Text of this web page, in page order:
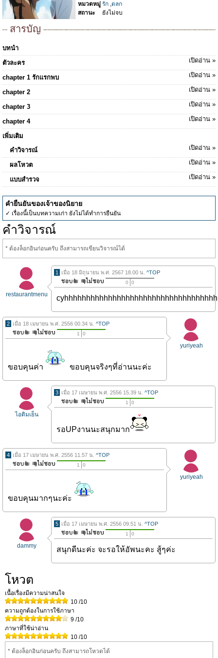
หมวดหมู่ รัก ,ตลก
สถานะ
ยังไม่จบ
สารบัญ
บทนำ
ตัวละคร
เปิดอ่าน »
chapter 1 รักแรกพบ เปิดอ่าน »
chapter 2 เปิดอ่าน »
chapter 3 เปิดอ่าน »
chapter 4 เปิดอ่าน »
เพิ่มเติม
คำวิจารณ์
เปิดอ่าน »
ผลโหวต เปิดอ่าน »
แบบสำรวจ เปิดอ่าน »
คำยืนยันของเจ้าของนิยาย
✓ เรื่องนี้เป็นบทความเก่า ยังไม่ได้ทำการยืนยัน
คำวิจารณ์
* ต้องล็อกอินก่อนครับ ถึงสามารถเขียนวิจารณ์ได้
restaurantmenu
1 เมื่อ 18 มิถุนายน พ.ศ. 2567 18.00 น. ^TOP
0 0
yuriyeah
2 เมื่อ 18 เมษายน พ.ศ. 2556 00.34 น. ^TOP
1 0
ขอบคุนค่า ขอบคุนจริงๆที่อ่านนะค่ะ
ไอติมเย็น
3 เมื่อ 17 เมษายน พ.ศ. 2556 15.39 น. ^TOP
1 0
รอUPงานนะสนุกมาก
yuriyeah
4 เมื่อ 17 เมษายน พ.ศ. 2556 11.57 น. ^TOP
1 0
ขอบคุนมากๆนะค่ะ
dammy
5 เมื่อ 17 เมษายน พ.ศ. 2556 09.51 น. ^TOP
1 0
สนุกดีนะค่ะ จะรอให้อัพนะคะ สู้ๆค่ะ
โหวต
เนื้อเรื่องมีความน่าสนใจ
10 /10
ความถูกต้องในการใช้ภาษา
9 /10
ภาษาที่ใช้น่าอ่าน
10 /10
* ต้องล็อกอินก่อนครับ ถึงสามารถโหวดได้